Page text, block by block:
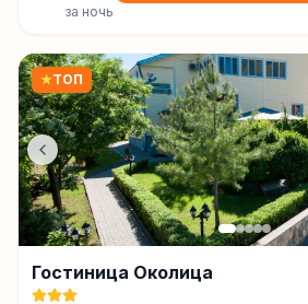
за ночь
★ТОП
Гостиница Околица